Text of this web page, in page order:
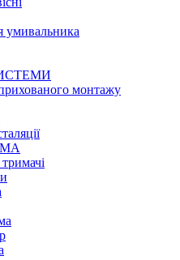
умивальника
монтажу